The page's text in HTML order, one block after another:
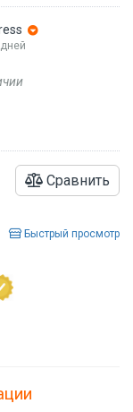
Сравнить
Быстрый просмотр